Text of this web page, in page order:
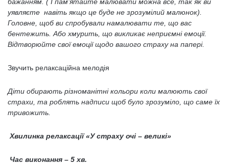
уявляєте навіть якщо це буде не зрозумілий малюнок).
Головне, щоб ви спробували намалювати те, що вас
бентежить. Або хмурить, що викликає неприємні емоції.
Відтворюйте свої емоції щодо вашого страху на папері.
Звучить релаксаційна мелодія
Діти обирають різноманітні кольори коли малюють свої
страхи, та роблять надписи щоб було зрозуміло, що саме їх
тривожить.
Хвилинка релаксації «У страху очі – великі»
Час виконання – 5 хв.